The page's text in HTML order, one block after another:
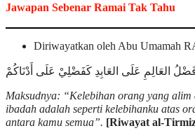
Jawapan Sebenar Ramai Tak Tahu
Diriwayatkan oleh Abu Umamah
العَالِمِ عَلَى العَابِدِ كَفَضْلِيْ عَلَى أَدْنَاكُمْ
Maksudnya: “Kelebihan orang yang
ibadah adalah seperti kelebihanku atas
antara kamu semua”. [Riwayat al-